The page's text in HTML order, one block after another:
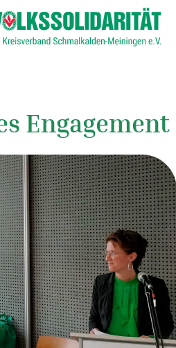
Engagement